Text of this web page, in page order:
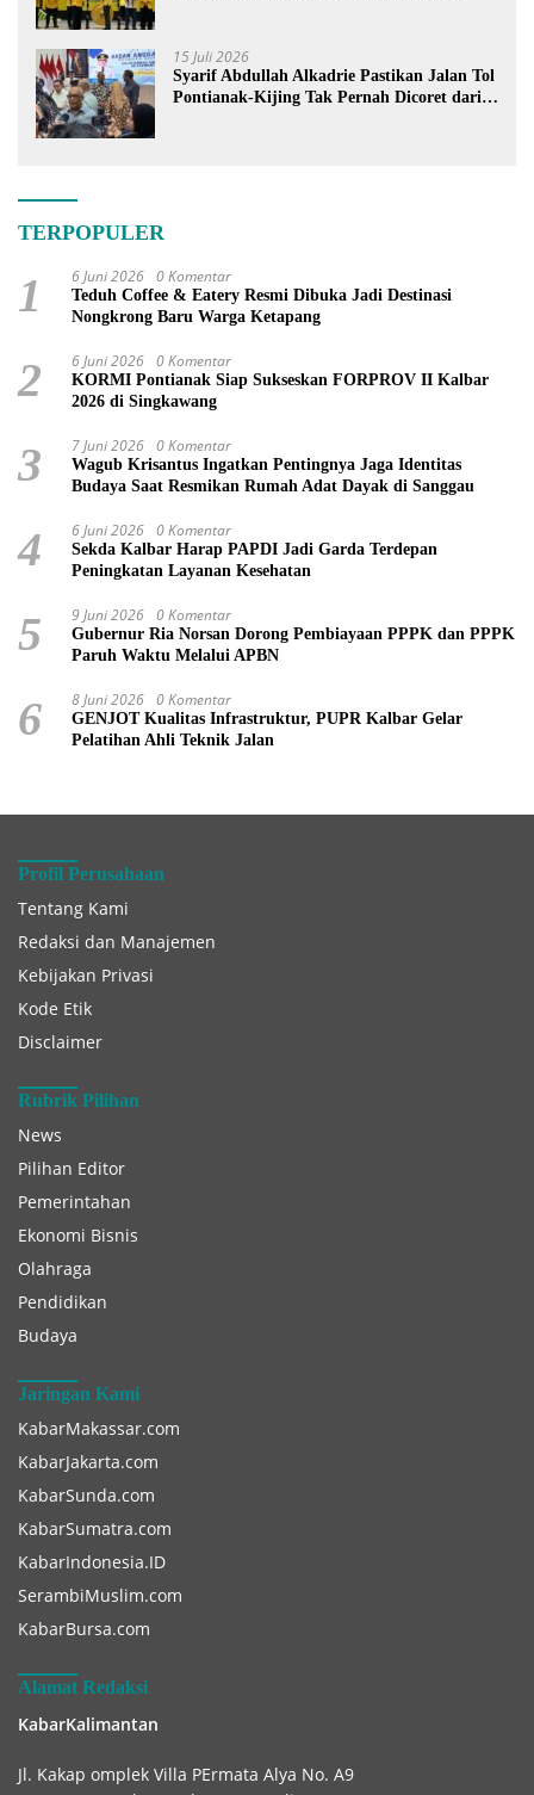
15 Juli 2026
Syarif Abdullah Alkadrie Pastikan Jalan Tol
Pontianak-Kijing Tak Pernah Dicoret dari
TERPOPULER
1 6 Juni 2026 0 Komentar
Teduh Coffee & Eatery Resmi Dibuka Jadi Destinasi
Nongkrong Baru Warga Ketapang
2 6 Juni 2026 0 Komentar
KORMI Pontianak Siap Sukseskan FORPROV II Kalbar
2026 di Singkawang
3 7 Juni 2026 0 Komentar
Wagub Krisantus Ingatkan Pentingnya Jaga Identitas
Budaya Saat Resmikan Rumah Adat Dayak di Sanggau
4 6 Juni 2026 0 Komentar
Sekda Kalbar Harap PAPDI Jadi Garda Terdepan
Peningkatan Layanan Kesehatan
5 9 Juni 2026 0 Komentar
Gubernur Ria Norsan Dorong Pembiayaan PPPK dan PPPK
Paruh Waktu Melalui APBN
6 8 Juni 2026 0 Komentar
GENJOT Kualitas Infrastruktur, PUPR Kalbar Gelar
Pelatihan Ahli Teknik Jalan
Profil Perusahaan
Tentang Kami
Redaksi dan Manajemen
Kebijakan Privasi
Kode Etik
Disclaimer
Rubrik Pilihan
News
Pilihan Editor
Pemerintahan
Ekonomi Bisnis
Olahraga
Pendidikan
Budaya
Jaringan Kami
KabarMakassar.com
KabarJakarta.com
KabarSunda.com
KabarSumatra.com
KabarIndonesia.ID
SerambiMuslim.com
KabarBursa.com
Alamat Redaksi
KabarKalimantan
Jl. Kakap omplek Villa PErmata Alya No. A9